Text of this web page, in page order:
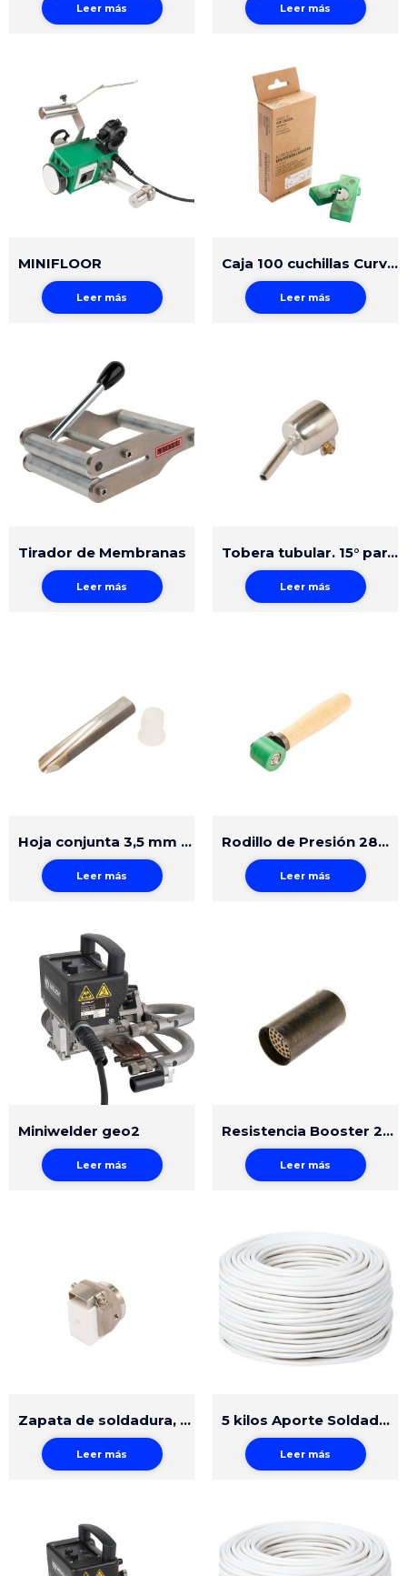
Leer más Leer más
MINIFLOOR
Leer más
Caja 100 cuchillas Curvas (10 paquetes con 10 und c/u)
Leer más
Tirador de Membranas
Leer más
Tobera tubular. 15° para soldadura rápida
Leer más
Hoja conjunta 3,5 mm Groovy
Leer más
Rodillo de Presión 28mm Silicona
Leer más
Miniwelder geo2
Leer más
Resistencia Booster 230V/2200W
Leer más
Zapata de soldadura, pieza en bruto
Leer más
5 kilos Aporte Soldadura Triangular Polietileno 4mm Natural
Leer más